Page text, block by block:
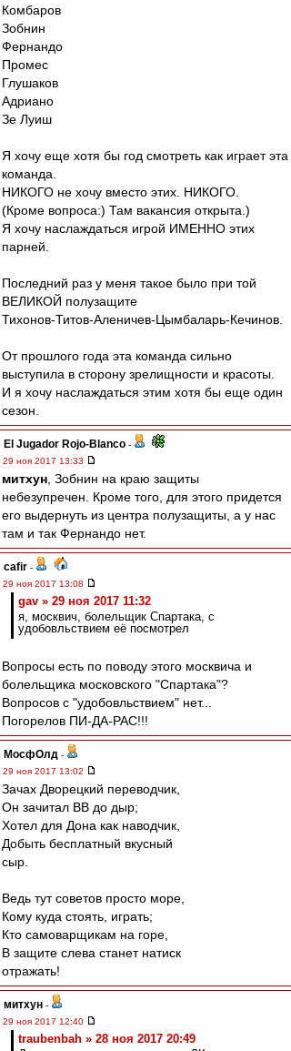
Комбаров
Зобнин
Фернандо
Промес
Глушаков
Адриано
Зе Луиш
Я хочу еще хотя бы год смотреть как играет эта
команда.
НИКОГО не хочу вместо этих. НИКОГО.
(Кроме вопроса:) Там вакансия открыта.)
Я хочу наслаждаться игрой ИМЕННО этих
парней.
Последний раз у меня такое было при той
ВЕЛИКОЙ полузащите
Тихонов-Титов-Аленичев-Цымбаларь-Кечинов.
От прошлого года эта команда сильно
выступила в сторону зрелищности и красоты.
И я хочу наслаждаться этим хотя бы еще один
сезон.
El Jugador Rojo-Blanco -
29 ноя 2017 13:33
митхун , Зобнин на краю защиты
небезупречен. Кроме того, для этого придется
его выдернуть из центра полузащиты, а у нас
там и так Фернандо нет.
cafir -
29 ноя 2017 13:08
gav » 29 ноя 2017 11:32
я, москвич, болельщик Спартака, с
удобовльствием её посмотрел
Вопросы есть по поводу этого москвича и
болельщика московского "Спартака"?
Вопросов с "удобовльствием" нет...
Погорелов ПИ-ДА-РАС!!!
МосфОлд -
29 ноя 2017 13:02
Зачах Дворецкий переводчик,
Он зачитал ВВ до дыр;
Хотел для Дона как наводчик,
Добыть бесплатный вкусный
сыр.
Ведь тут советов просто море,
Кому куда стоять, играть;
Кто самоварщикам на горе,
В защите слева станет натиск
отражать!
митхун -
29 ноя 2017 12:40
traubenbah » 28 ноя 2017 20:49